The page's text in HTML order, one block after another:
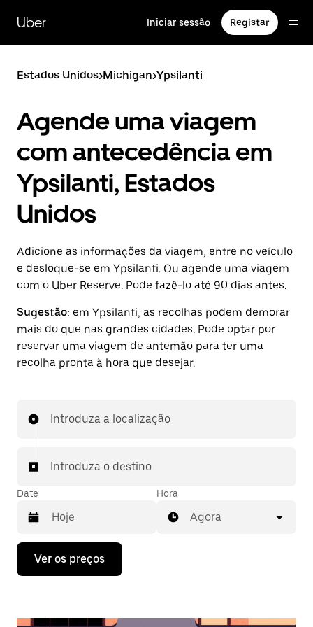
para
conteúdo
Uber Iniciar sessão Registar
Estados Unidos>Michigan>Ypsilanti
Agende uma viagem
com antecedência em
Ypsilanti, Estados
Unidos
Adicione as informações da viagem, entre no veículo
e desloque-se em Ypsilanti. Ou agende uma viagem
com o Uber Reserve. Pode fazê-lo até 90 dias antes.
Sugestão: em Ypsilanti, as recolhas podem demorar
mais do que nas grandes cidades. Pode optar por
reservar uma viagem de antemão para ter uma
recolha pronta à hora que desejar.
Introduza a localização
Introduza o destino
Date
Prima
tecla
Hora
Agora
Ver os preços